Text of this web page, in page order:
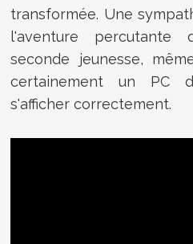
transformée. Une
l'aventure
seconde jeunesse,
certainement un PC
s'afficher correctement.